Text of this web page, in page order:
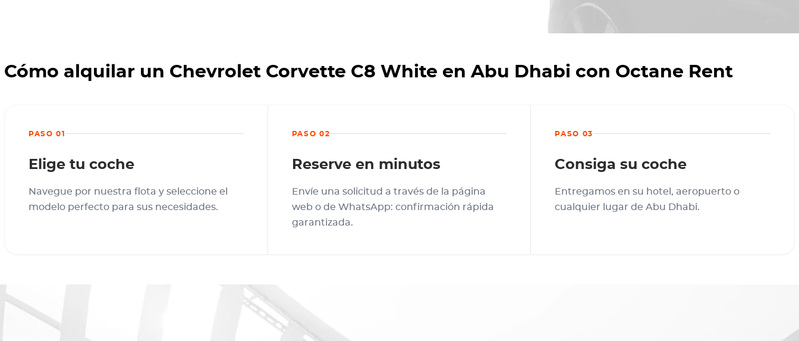
Cómo alquilar un Chevrolet Corvette C8 White en Abu Dhabi con Octane Rent
PASO 01
Elige tu coche
Navegue por nuestra flota y seleccione el
modelo perfecto para sus necesidades.
PASO 02
Reserve en minutos
Envíe una solicitud a través de la página
web o de WhatsApp: confirmación rápida
garantizada.
PASO 03
Consiga su coche
Entregamos en su hotel, aeropuerto o
cualquier lugar de Abu Dhabi.